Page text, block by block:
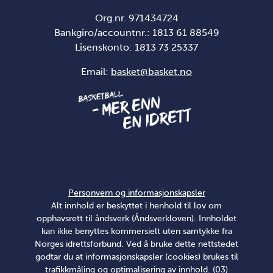
Org.nr. 971434724
Bankgiro/accountnr.: 1813 61 88549
Lisenskonto: 1813 73 25337
Email: basket@basket.no
Personvern og informasjonskapsler
Alt innhold er beskyttet i henhold til lov om
opphavsrett til åndsverk (Åndsverkloven). Innholdet
kan ikke benyttes kommersielt uten samtykke fra
Norges idrettsforbund. Ved å bruke dette nettstedet
godtar du at informasjonskapsler (cookies) brukes til
trafikkmåling og optimalisering av innhold. (03)